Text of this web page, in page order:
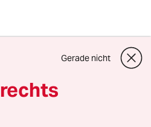
Feinbild hat Rußland
Annektion der Krim
allein geschaft...
Gerade nicht